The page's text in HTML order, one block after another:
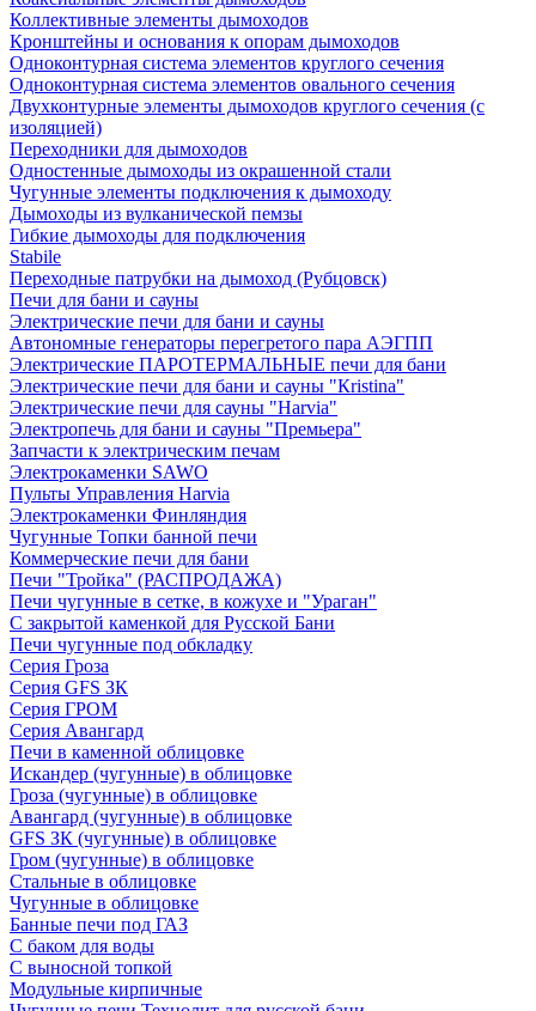
Коллективные элементы дымоходов
Кронштейны и основания к опорам дымоходов
Одноконтурная система элементов круглого сечения
Одноконтурная система элементов овального сечения
Двухконтурные элементы дымоходов круглого сечения (с
изоляцией)
Переходники для дымоходов
Одностенные дымоходы из окрашенной стали
Чугунные элементы подключения к дымоходу
Дымоходы из вулканической пемзы
Гибкие дымоходы для подключения
Stabile
Переходные патрубки на дымоход (Рубцовск)
Печи для бани и сауны
Электрические печи для бани и сауны
Автономные генераторы перегретого пара АЭГПП
Электрические ПАРОТЕРМАЛЬНЫЕ печи для бани
Электрические печи для бани и сауны "Кristina"
Электрические печи для сауны "Harvia"
Электропечь для бани и сауны "Премьера"
Запчасти к электрическим печам
Электрокаменки SAWO
Пульты Управления Harvia
Электрокаменки Финляндия
Чугунные Топки банной печи
Коммерческие печи для бани
Печи "Тройка" (РАСПРОДАЖА)
Печи чугунные в сетке, в кожухе и "Ураган"
С закрытой каменкой для Русской Бани
Печи чугунные под обкладку
Серия Гроза
Серия GFS ЗК
Серия ГРОМ
Серия Авангард
Печи в каменной облицовке
Искандер (чугунные) в облицовке
Гроза (чугунные) в облицовке
Авангард (чугунные) в облицовке
GFS ЗК (чугунные) в облицовке
Гром (чугунные) в облицовке
Стальные в облицовке
Чугунные в облицовке
Банные печи под ГАЗ
С баком для воды
С выносной топкой
Модульные кирпичные